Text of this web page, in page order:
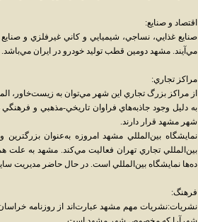
اقتصاد و صنايع:
صنايع غذايي، نساجي، شيميايي و کاني غيرفلزي و
مي‌آيند. مشهد دومين قطب توليد خودرو در ايران مي‌باشد.
مراکز تجاري:
از مراکز بزرگ تجاري اين شهر مي‌توان به زيست‌خاور،
به دليل وجود جاذبه‌هاي فراوان تاريخي-مذهبي و
شهر مشهد قرار دارند.
نمايشگاه بين‌المللي مشهد امروزه به‌عنوان بزرگترين
بين‌المللي تجاري تهران فعاليت مي‌کند. مشهد به علت
ده‌ها نمايشگاه بين‌المللي است. در حال حاضر مديريت
فرهنگ:
نشريات:نشريات مهم مشهد عبارت‌اند از روزنامه